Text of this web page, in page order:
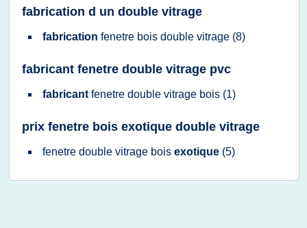
fabrication d un double vitrage
fabrication fenetre bois double vitrage (8)
fabricant fenetre double vitrage pvc
fabricant fenetre double vitrage bois (1)
prix fenetre bois exotique double vitrage
fenetre double vitrage bois exotique (5)